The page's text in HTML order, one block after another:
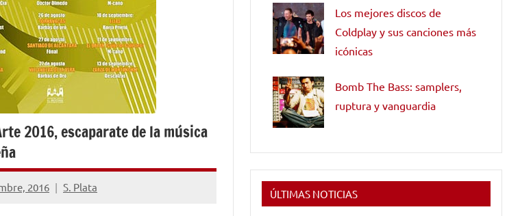
2016, escaparate de la música
2016 S. Plata
Los mejores discos de
Coldplay y sus canciones más
icónicas
Bomb The Bass: samplers,
ruptura y vanguardia
ÚLTIMAS NOTICIAS